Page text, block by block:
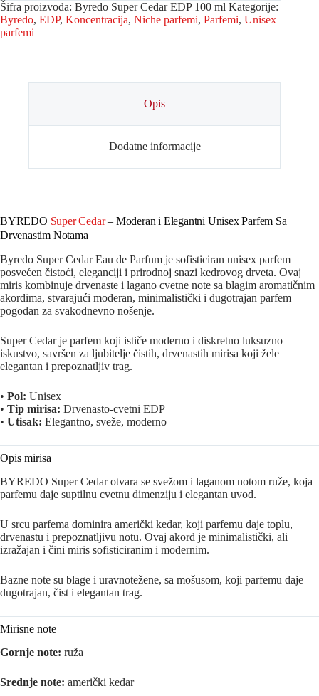
Šifra proizvoda: Byredo Super Cedar EDP 100 ml Kategorije:
Byredo, EDP, Koncentracija, Niche parfemi, Parfemi, Unisex
parfemi
Opis
Dodatne informacije
BYREDO Super Cedar– Moderan i Elegantni Unisex Parfem Sa
Drvenastim Notama
Byredo Super Cedar Eau de Parfum je sofisticiran unisex parfem
posvećen čistoći, eleganciji i prirodnoj snazi kedrovog drveta. Ovaj
miris kombinuje drvenaste i lagano cvetne note sa blagim aromatičnim
akordima, stvarajući moderan, minimalistički i dugotrajan parfem
pogodan za svakodnevno nošenje.
Super Cedar je parfem koji ističe moderno i diskretno luksuzno
iskustvo, savršen za ljubitelje čistih, drvenastih mirisa koji žele
elegantan i prepoznatljiv trag.
• Pol: Unisex
• Tip mirisa: Drvenasto-cvetni EDP
• Utisak: Elegantno, sveže, moderno
Opis mirisa
BYREDO Super Cedar otvara se svežom i laganom notom ruže, koja
parfemu daje suptilnu cvetnu dimenziju i elegantan uvod.
U srcu parfema dominira američki kedar, koji parfemu daje toplu,
drvenastu i prepoznatljivu notu. Ovaj akord je minimalistički, ali
izražajan i čini miris sofisticiranim i modernim.
Bazne note su blage i uravnotežene, sa mošusom, koji parfemu daje
dugotrajan, čist i elegantan trag.
Mirisne note
Gornje note: ruža
Srednje note: američki kedar